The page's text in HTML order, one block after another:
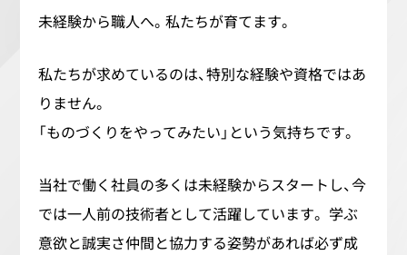
未経験から職人へ。私たちが育てます。
私たちが求めているのは、特別な経験や資格ではあ
りません。
「ものづくりをやってみたい」という気持ちです。
当社で働く社員の多くは未経験からスタートし、今
では一人前の技術者として活躍しています。 学ぶ
意欲と誠実さ仲間と協力する姿勢があれば必ず成